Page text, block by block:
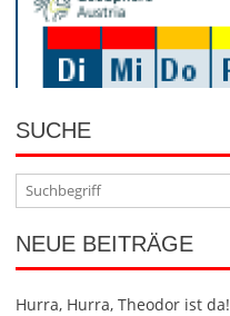
SUCHE
NEUE BEITRÄGE
Hurra, Hurra, Theodor ist da!